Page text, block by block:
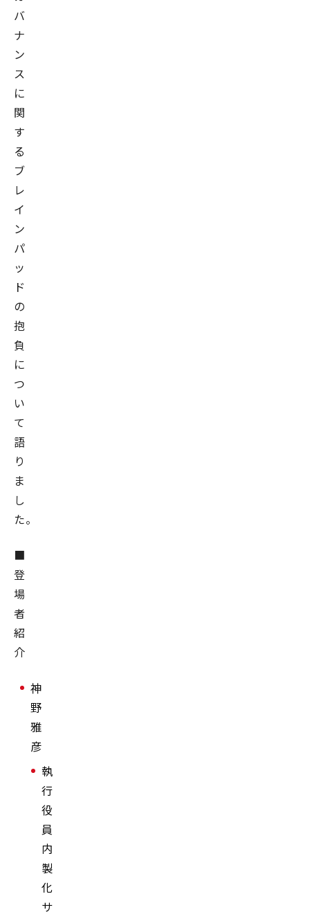
バ
ナ
ン
ス
に
関
す
る
ブ
レ
イ
ン
パ
ッ
ド
の
抱
負
に
つ
い
て
語
り
ま
し
た。
■
登
場
者
紹
介
神
野
雅
彦
執
行
役
員
内
製
化
サ